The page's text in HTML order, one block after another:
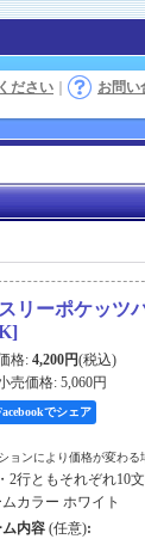
ださい お問い
スリーポケッツ
]
格: 4,200円(税込)
売価格: 5,060円
でシェア
ョンにより価格が変わる
2行ともそれぞれ10
カラー ホワイト
内容 (任意):